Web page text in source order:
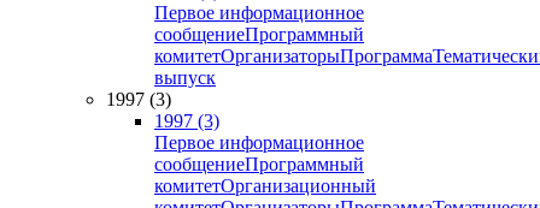
Первое информационное
сообщениеПрограммный
комитетОрганизаторыПрограмма
выпуск
1997 (3)
1997 (3)
Первое информационное
сообщениеПрограммный
комитетОрганизационный